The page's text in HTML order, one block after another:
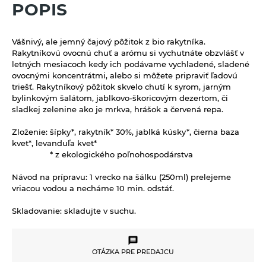
Feel eco upratovanie
Kávoviny
Bujóny
Morská soľ
Pochutiny
Soľ
Špeciality so soľou
Zmesi korenia
Múky a krupice
Celozrnné múky a krupice
Chlebové múky
Nátierky, horčice, kečupy, omáčky
Horčice
Kečupy
Omáčky
Nápoje
100% ovocné šťavy
Energetické prírodné nápoje
Limonády a shoty mellos
Octy, mäsové výrobky, oleje
Mäsové výrobky
Prírodná kozmetika
Balzamy na pery
Tuhé mydlá
Vlasová prírodná kozmetika
Pudingy a dezerty
Dezerty
Pudingy
Pufované a extrudované výrobky
Sirupy bylinkové s trstinovým cukrom
POPIS
Vášnivý, ale jemný čajový pôžitok z bio rakytníka.
Rakytníkovú ovocnú chuť a arómu si vychutnáte obzvlášť v
letných mesiacoch kedy ich podávame vychladené, sladené
ovocnými koncentrátmi, alebo si môžete pripraviť ľadovú
triešť. Rakytníkový pôžitok skvelo chutí k syrom, jarným
bylinkovým šalátom, jablkovo-škoricovým dezertom, či
sladkej zelenine ako je mrkva, hrášok a červená repa.
Zloženie: šípky*, rakytník* 30%, jablká kúsky*, čierna baza
kvet*, levanduľa kvet*
* z ekologického poľnohospodárstva
Návod na prípravu: 1 vrecko na šálku (250ml) prelejeme
vriacou vodou a necháme 10 min. odstáť.
Skladovanie: skladujte v suchu.
OTÁZKA PRE PREDAJCU